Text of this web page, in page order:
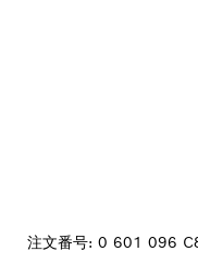
注文番号: 0 601 096